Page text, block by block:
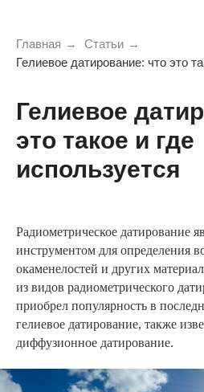
Главная → Статьи →
Гелиевое датирование: что это
Гелиевое
это такое и где
используется
Радиометрическое датирование
инструментом для определения
окаменелостей и других
из видов радиометрического
приобрел популярность в
гелиевое датирование, также
диффузионное датирование.